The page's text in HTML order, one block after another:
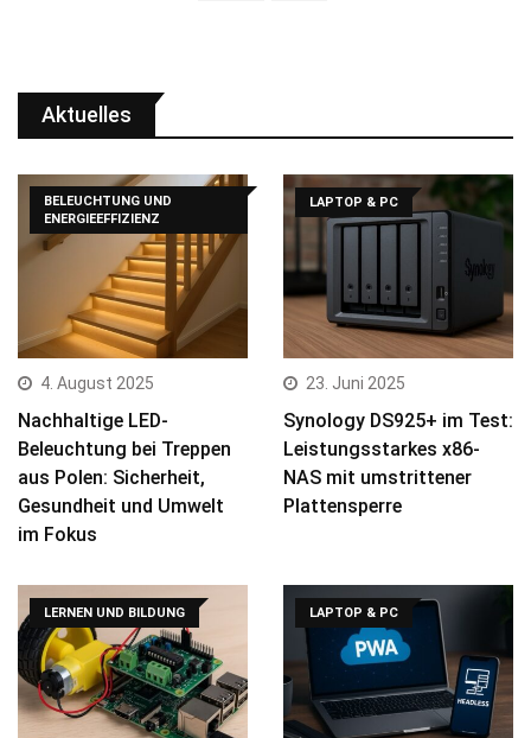
Aktuelles
BELEUCHTUNG UND
ENERGIEEFFIZIENZ
4. August 2025
Nachhaltige LED-
Beleuchtung bei Treppen
aus Polen: Sicherheit,
Gesundheit und Umwelt
im Fokus
LAPTOP & PC
23. Juni 2025
Synology DS925+ im Test:
Leistungsstarkes x86-
NAS mit umstrittener
Plattensperre
LERNEN UND BILDUNG LAPTOP & PC